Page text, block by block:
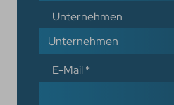
Unternehmen
E-Mail*